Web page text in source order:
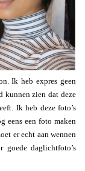
Ik heb expres geen
kunnen zien dat deze
Ik heb deze foto’s
eens een foto maken
er echt aan wennen
daglichtfoto’s